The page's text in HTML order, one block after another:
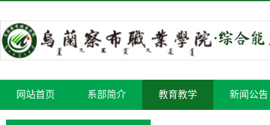
网站首页 系部简介 教育教学 新闻公告